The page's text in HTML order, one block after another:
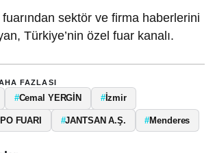
fuarından sektör ve firma haberlerini
Türkiye’nin özel fuar kanalı.
FAZLASI
#Cemal YERGİN #İzmir
FUARI #JANTSAN A.Ş. #Menderes